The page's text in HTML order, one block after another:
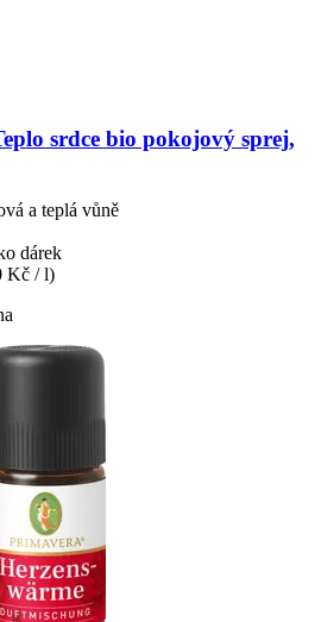
srdce bio pokojový sprej,
a teplá vůně
dárek
Kč / l)